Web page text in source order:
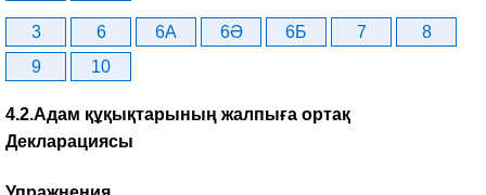
3 6 6A 6Ә 6Б 7
8
9
10
4.2.Адам құқықтарының жалпыға ортақ
Декларациясы